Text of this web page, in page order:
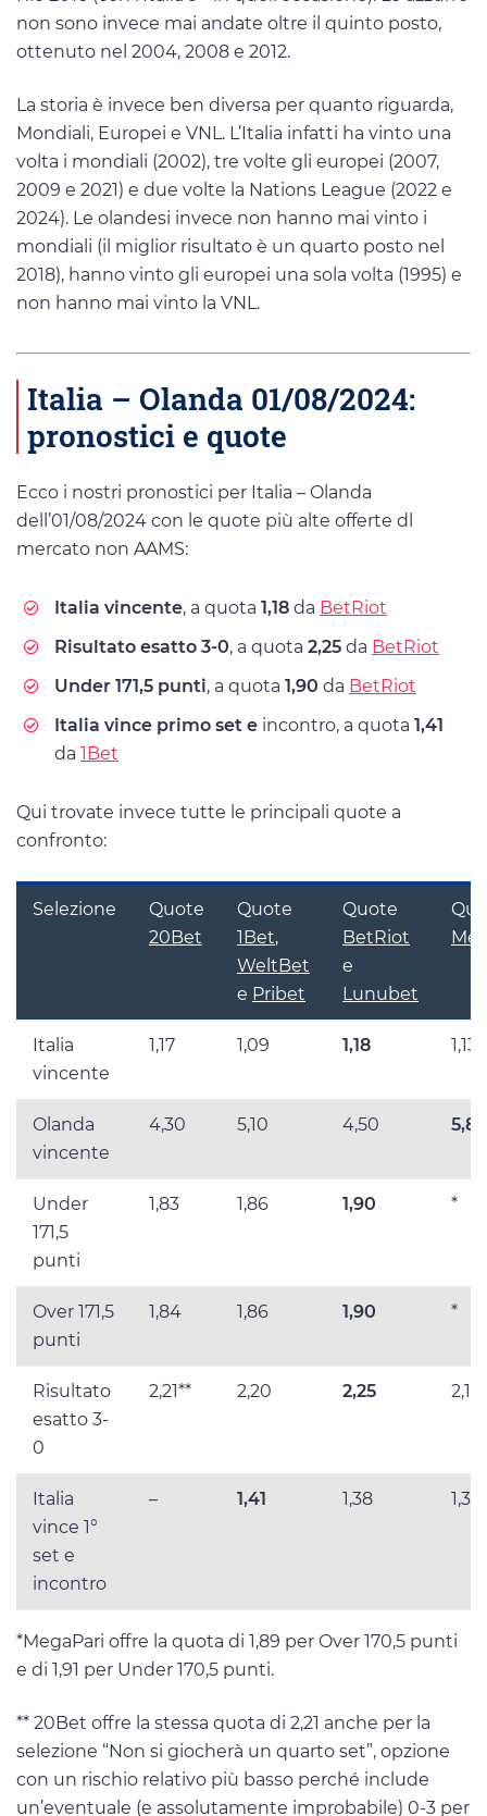
non sono invece mai andate oltre il quinto posto,
ottenuto nel 2004, 2008 e 2012.
La storia è invece ben diversa per quanto riguarda,
Mondiali, Europei e VNL. L’Italia infatti ha vinto una
volta i mondiali (2002), tre volte gli europei (2007,
2009 e 2021) e due volte la Nations League (2022 e
2024). Le olandesi invece non hanno mai vinto i
mondiali (il miglior risultato è un quarto posto nel
2018), hanno vinto gli europei una sola volta (1995) e
non hanno mai vinto la VNL.
Italia – Olanda 01/08/2024:
pronostici e quote
Ecco i nostri pronostici per Italia – Olanda
dell’01/08/2024 con le quote più alte offerte dl
mercato non AAMS:
Italia vincente, a quota 1,18 da BetRiot
Risultato esatto 3-0, a quota 2,25 da BetRiot
Under 171,5 punti, a quota 1,90 da BetRiot
Italia vince primo set e incontro, a quota 1,41
da 1Bet
Qui trovate invece tutte le principali quote a
confronto:
Selezione
Quote
20Bet
Quote
1Bet,
WeltBet
e Pribet
Quote
BetRiot
e
Lunubet
Italia
vincente
1,17 1,09 1,18 1,135
Olanda
vincente
4,30 5,10 4,50 5,82
Under
171,5
punti
1,83 1,86 1,90 *
Over 171,5
punti
1,84 1,86 1,90 *
Risultato
esatto 3-
0
2,21** 2,20 2,25 2,15
Italia
vince 1°
set e
incontro
– 1,41 1,38 1,39
*MegaPari offre la quota di 1,89 per Over 170,5 punti
e di 1,91 per Under 170,5 punti.
** 20Bet offre la stessa quota di 2,21 anche per la
selezione “Non si giocherà un quarto set”, opzione
con un rischio relativo più basso perché include
un’eventuale (e assolutamente improbabile) 0-3 per